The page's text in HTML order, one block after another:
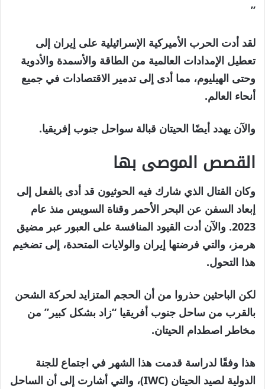
”
لقد أدت الحرب الأميركية الإسرائيلية على إيران إلى
تعطيل الإمدادات العالمية من الطاقة والأسمدة والأدوية
وحتى الهيليوم، مما أدى إلى تدمير الاقتصادات في جميع
أنحاء العالم.
والآن يهدد أيضًا الحيتان قبالة سواحل جنوب إفريقيا.
القصص الموصى بها
قائمة
من
3
عناصر
نهاية
القائمة
وكان القتال الذي شارك فيه الحوثيون قد أدى بالفعل إلى
إبعاد السفن عن البحر الأحمر وقناة السويس منذ عام
2023. والآن أدت القيود المنافسة على العبور عبر مضيق
هرمز، والتي فرضتها إيران والولايات المتحدة، إلى تضخيم
هذا التحول.
لكن الباحثين حذروا من أن الحجم المتزايد لحركة الشحن
بالقرب من ساحل جنوب أفريقيا “زاد بشكل كبير” من
مخاطر اصطدام الحيتان.
هذا وفقًا لدراسة قدمت هذا الشهر في اجتماع للجنة
الدولية لصيد الحيتان (IWC)، والتي أشارت إلى أن الساحل